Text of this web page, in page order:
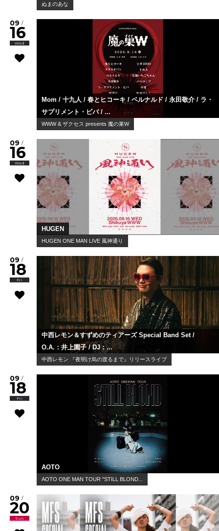
ぬまのあな
09 /
16
Wed
Mom / 十九人 / 春とヒコーキ / ベルナルド / 永田敬介 / ラ・
サプリメント・ビバ / ...
WWW & ザクセス presents 魔の巣W
09 /
16
Wed
HUGEN
HUGEN ONE MAN LIVE 風神通り
09 /
18
Fri
中西レモン＆すずめのティアーズ Special Band Set /
O.A.：井上園子 / DJ：...
中西レモン 『夜明け烏の渡るまで』リリースライブ
09 /
18
Fri
AOTO
AOTO ONE MAN TOUR "STILL BLOND...
09 /
20
Sun